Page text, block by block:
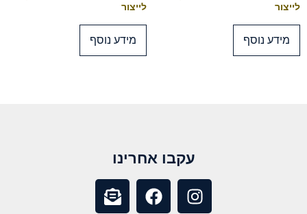
לייצור
מידע נוסף
לייצור
מידע נוסף
עקבו אחרינו